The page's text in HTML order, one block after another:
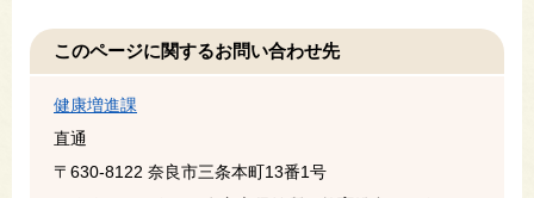
このページに関するお問い合わせ先
健康増進課
直通
〒630-8122 奈良市三条本町13番1号